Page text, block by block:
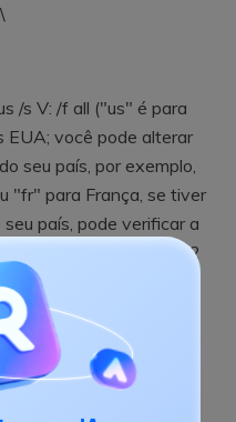
/s V: /f all ("us" é para
EUA; você pode alterar
seu país, por exemplo,
"fr" para França, se tiver
país, pode verificar a
país ISO 3166 1 Alpha 2
de inicialização, se